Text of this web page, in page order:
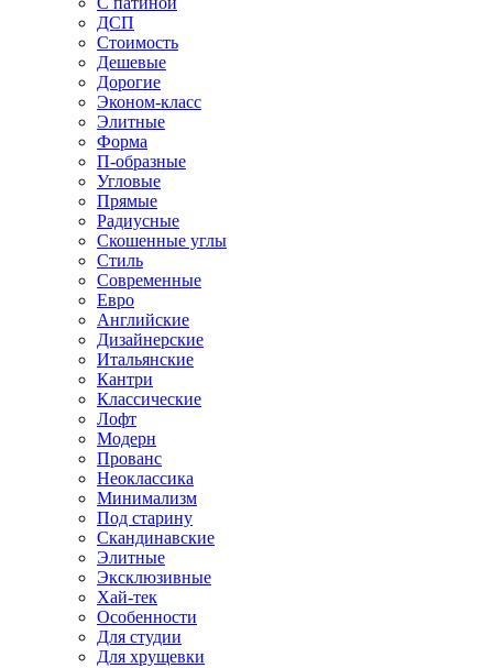
ДСП
Стоимость
Дешевые
Дорогие
Эконом-класс
Элитные
Форма
П-образные
Угловые
Прямые
Радиусные
Скошенные углы
Стиль
Современные
Евро
Английские
Дизайнерские
Итальянские
Кантри
Классические
Лофт
Модерн
Прованс
Неоклассика
Минимализм
Под старину
Скандинавские
Элитные
Эксклюзивные
Хай-тек
Особенности
Для студии
Для хрущевки